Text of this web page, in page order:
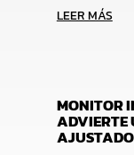
LEER MÁS
MONITOR
ADVIERTE